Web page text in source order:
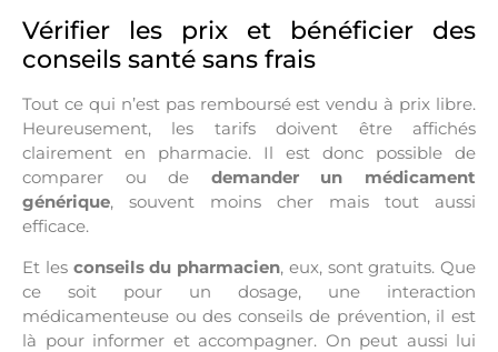
Vérifier les prix et bénéficier des
conseils santé sans frais
Tout ce qui n’est pas remboursé est vendu à prix libre.
Heureusement, les tarifs doivent être affichés
clairement en pharmacie. Il est donc possible de
comparer ou de demander un médicament
générique, souvent moins cher mais tout aussi
efficace.
Et les conseils du pharmacien, eux, sont gratuits. Que
ce soit pour un dosage, une interaction
médicamenteuse ou des conseils de prévention, il est
là pour informer et accompagner. On peut aussi lui